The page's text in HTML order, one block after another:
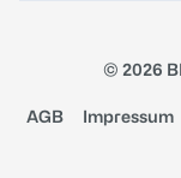
© 2026
AGB Impressum